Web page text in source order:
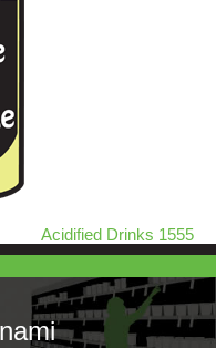
Acidified Drinks 1555